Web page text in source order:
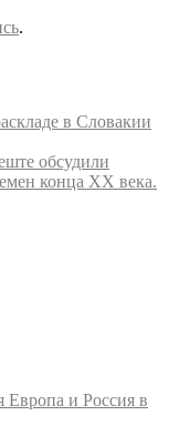
.
в Словакии
обсудили
конца ХХ века.